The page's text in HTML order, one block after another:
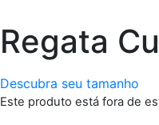
Regata
Descubra seu tamanho
Este produto está fora de